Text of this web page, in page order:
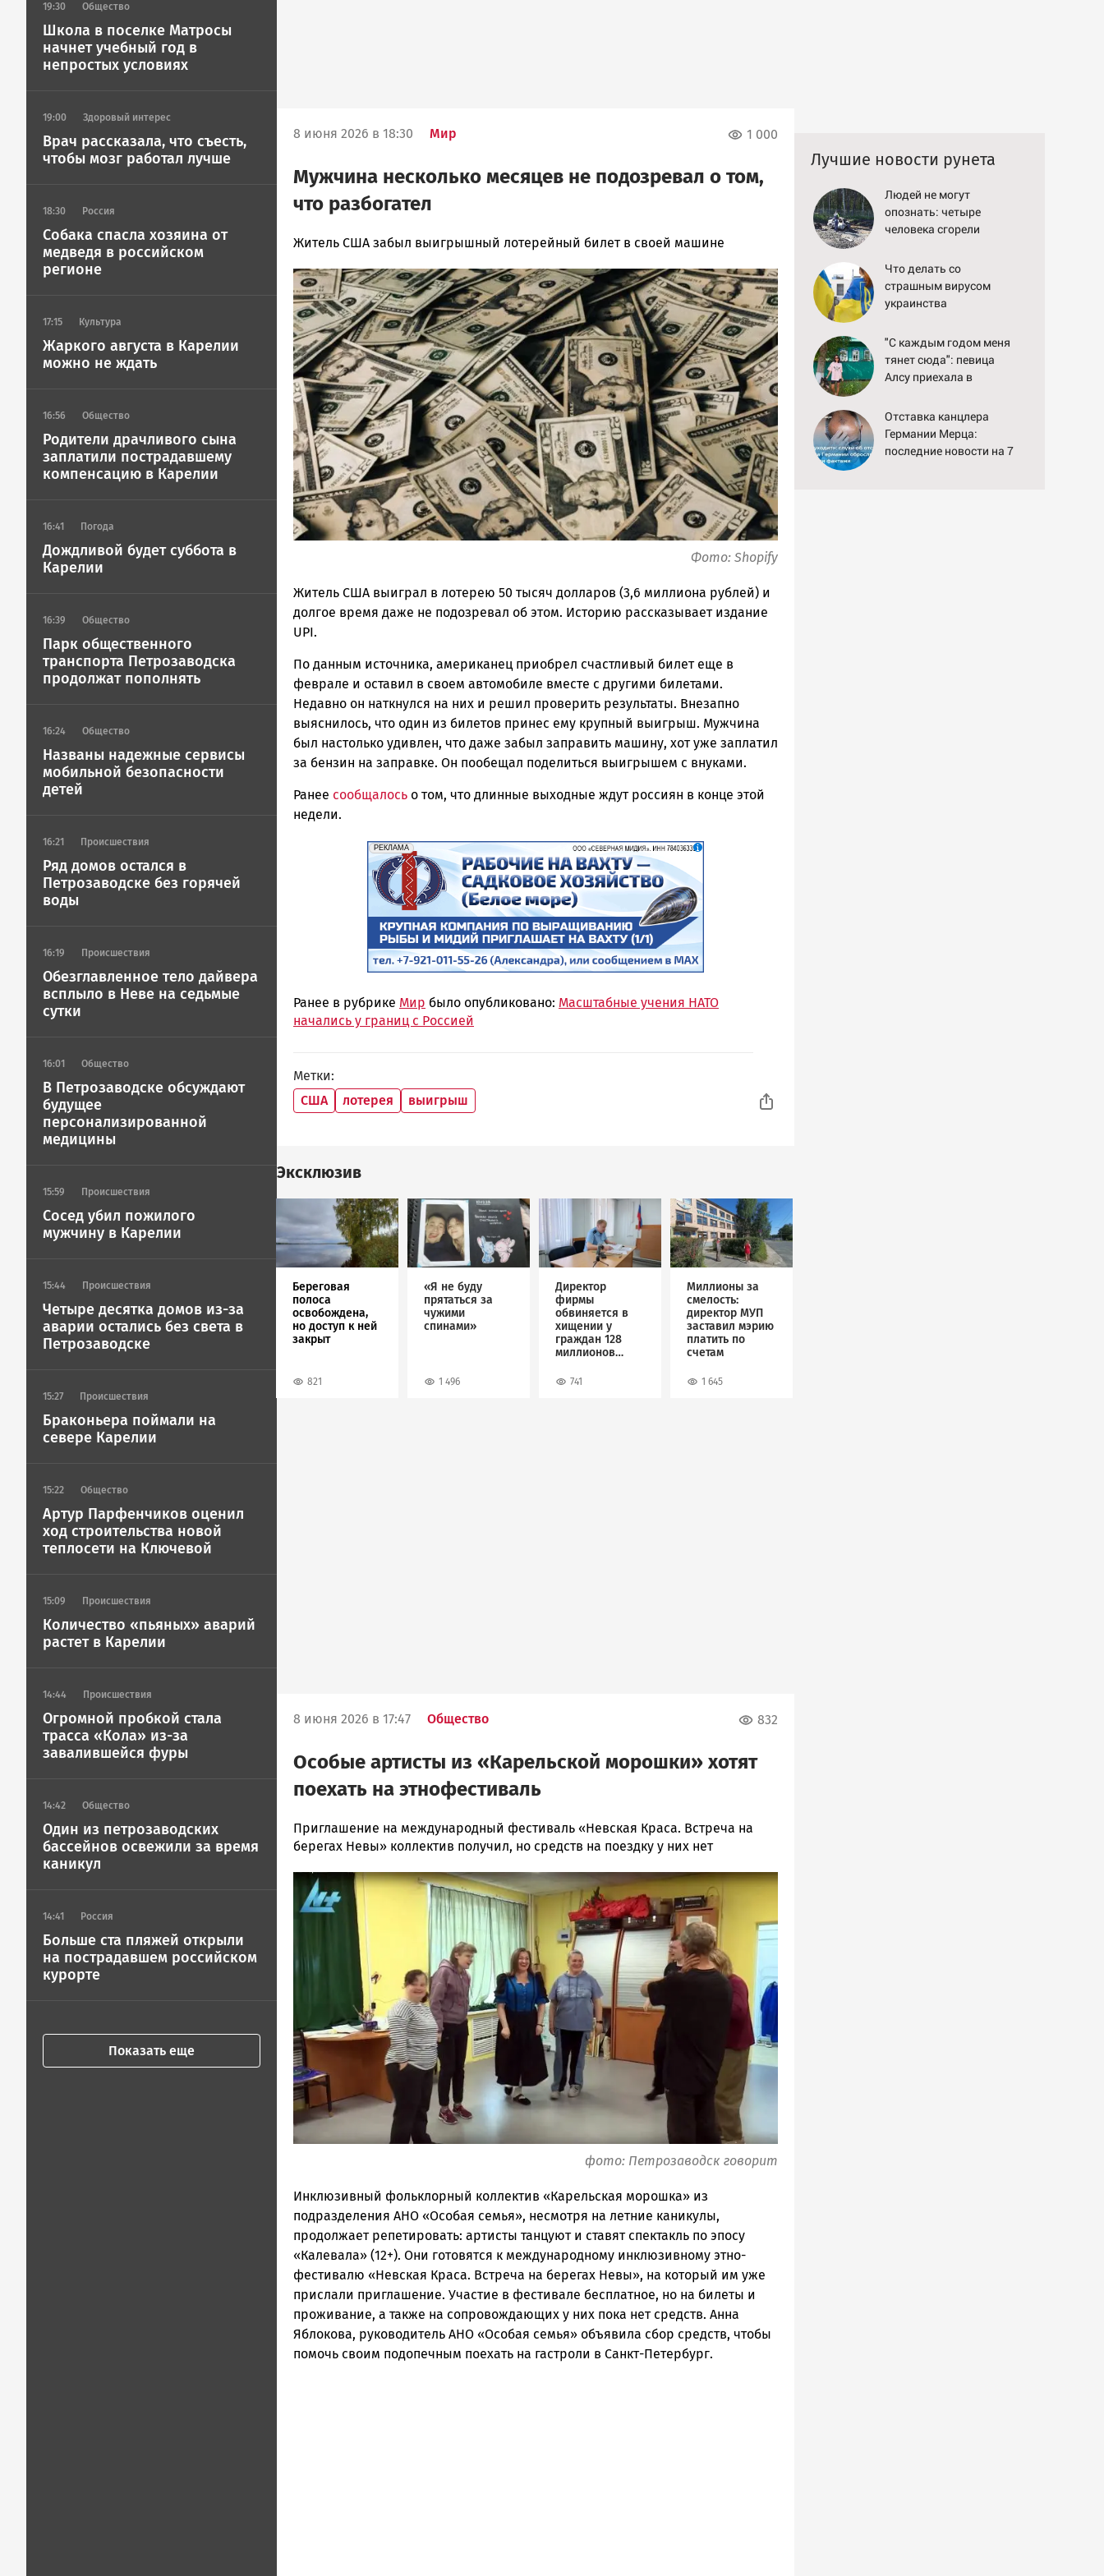
19:30 Общество
Школа в поселке Матросы
начнет учебный год в
непростых условиях
19:00 Здоровый интерес
Врач рассказала, что съесть,
чтобы мозг работал лучше
18:30 Россия
Собака спасла хозяина от
медведя в российском
регионе
17:15 Культура
Жаркого августа в Карелии
можно не ждать
16:56 Общество
Родители драчливого сына
заплатили пострадавшему
компенсацию в Карелии
16:41 Погода
Дождливой будет суббота в
Карелии
16:39 Общество
Парк общественного
транспорта Петрозаводска
продолжат пополнять
16:24 Общество
Названы надежные сервисы
мобильной безопасности
детей
16:21 Происшествия
Ряд домов остался в
Петрозаводске без горячей
воды
16:19 Происшествия
Обезглавленное тело дайвера
всплыло в Неве на седьмые
сутки
16:01 Общество
В Петрозаводске обсуждают
будущее
персонализированной
медицины
15:59 Происшествия
Сосед убил пожилого
мужчину в Карелии
15:44 Происшествия
Четыре десятка домов из-за
аварии остались без света в
Петрозаводске
15:27 Происшествия
Браконьера поймали на
севере Карелии
15:22 Общество
Артур Парфенчиков оценил
ход строительства новой
теплосети на Ключевой
15:09 Происшествия
Количество «пьяных» аварий
растет в Карелии
14:44 Происшествия
Огромной пробкой стала
трасса «Кола» из-за
завалившейся фуры
14:42 Общество
Один из петрозаводских
бассейнов освежили за время
каникул
14:41 Россия
Больше ста пляжей открыли
на пострадавшем российском
курорте
Показать еще
8 июня 2026 в 18:30 Мир 1 000
Мужчина несколько месяцев не подозревал о том,
что разбогател
Юрий
Новости
Петрозаводска
и
Карелии
|
Петрозаводск
ГОВОРИТ
Житель США забыл выигрышный лотерейный билет в своей машине
Image
Фото: Shopify
Житель США выиграл в лотерею 50 тысяч долларов (3,6 миллиона рублей) и
долгое время даже не подозревал об этом. Историю рассказывает издание
UPI.
По данным источника, американец приобрел счастливый билет еще в
феврале и оставил в своем автомобиле вместе с другими билетами.
Недавно он наткнулся на них и решил проверить результаты. Внезапно
выяснилось, что один из билетов принес ему крупный выигрыш. Мужчина
был настолько удивлен, что даже забыл заправить машину, хот уже заплатил
за бензин на заправке. Он пообещал поделиться выигрышем с внуками.
Ранее сообщалось о том, что длинные выходные ждут россиян в конце этой
недели.
erid: 2SDnjf467GP
РЕКЛАМА
Реклама
Ранее в рубрике Мир было опубликовано: Масштабные учения НАТО
начались у границ с Россией
Метки
США
лотерея выигрыш
Эксклюзив
Береговая
полоса
освобождена,
но доступ к ней
закрыт
821
Image
«Я не буду
прятаться за
чужими
спинами»
1 496
Директор
фирмы
обвиняется в
хищении у
граждан 128
миллионов
741
Image
Миллионы за
смелость:
директор МУП
заставил мэрию
платить по
счетам
1 645
8 июня 2026 в 17:47 Общество 832
Особые артисты из «Карельской морошки» хотят
поехать на этнофестиваль
Марина
Бедорфаc
Петрозаводска
Карелии
Петрозаводск
ГОВОРИТ
Приглашение на международный фестиваль «Невская Краса. Встреча на
берегах Невы» коллектив получил, но средств на поездку у них нет
Image
фото: Петрозаводск говорит
Инклюзивный фольклорный коллектив «Карельская морошка» из
подразделения АНО «Особая семья», несмотря на летние каникулы,
продолжает репетировать: артисты танцуют и ставят спектакль по эпосу
«Калевала» (12+). Они готовятся к международному инклюзивному этно-
фестивалю «Невская Краса. Встреча на берегах Невы», на который им уже
прислали приглашение. Участие в фестивале бесплатное, но на билеты и
проживание, а также на сопровождающих у них пока нет средств. Анна
Яблокова, руководитель АНО «Особая семья» объявила сбор средств, чтобы
помочь своим подопечным поехать на гастроли в Санкт-Петербург.
Лучшие новости рунета
Людей не могут
опознать: четыре
человека сгорели
на трассе 07/08/2026 –
Новости
Что делать со
страшным вирусом
украинства
"С каждым годом меня
тянет сюда": певица
Алсу приехала в
прошло ее детство
07/08/2026 – Новости
Отставка канцлера
Германии Мерца:
последние новости на 7